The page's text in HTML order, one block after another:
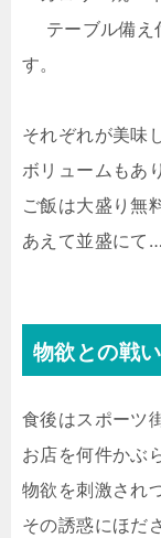
テーブル備え
す。
それぞれが美味
ボリュームもあ
ご飯は大盛り無
あえて並盛にて
物欲との戦い
食後はスポーツ
お店を何件かぶ
物欲を刺激され
その誘惑にほだ